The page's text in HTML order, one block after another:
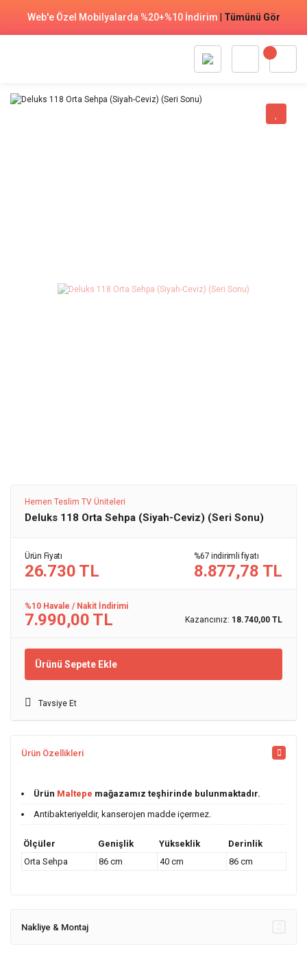
Web'e Özel Mobilyalarda %20+%10 İndirim Tümünü Gör
Hemen Teslim TV Üniteleri
Deluks 118 Orta Sehpa (Siyah-Ceviz) (Seri Sonu)
Ürün Fiyatı
26.730 TL
%67 indirimli fiyatı
8.877,78 TL
%10 Havale / Nakit İndirimi
7.990,00 TL Kazancınız: 18.740,00 TL
Ürünü Sepete Ekle
Tavsiye Et
Ürün Özellikleri
Ürün Maltepe mağazamız teşhirinde bulunmaktadır.
Antibakteriyeldir, kanserojen madde içermez.
Ölçüler Genişlik Yükseklik
Derinlik
Orta Sehpa
86 cm 40 cm 86 cm
Nakliye & Montaj